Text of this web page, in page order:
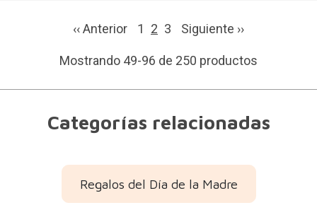
‹‹ Anterior 1 2 3 Siguiente ››
Mostrando 49-96 de 250 productos
Categorías relacionadas
Regalos del Día de la Madre